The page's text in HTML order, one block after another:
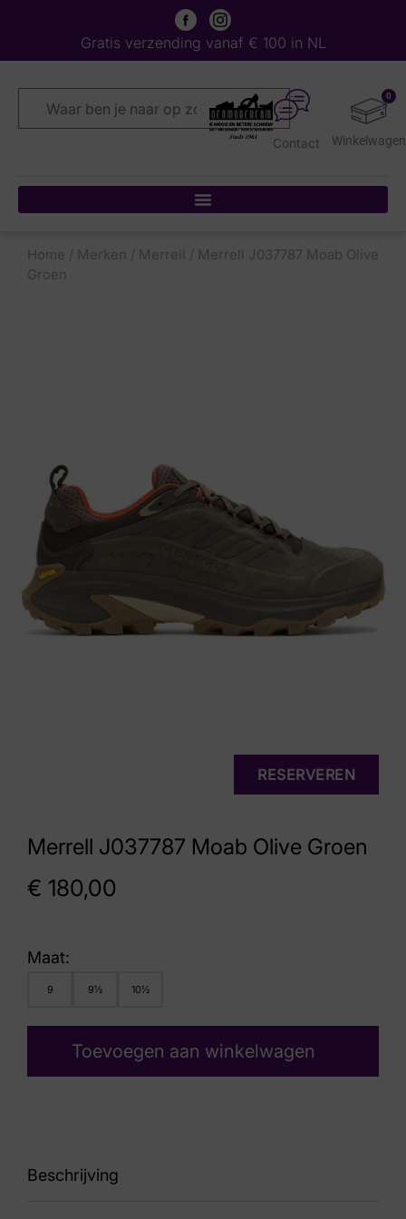
Gratis verzending vanaf € 100 in NL
0
Contact
Home / Merken / Merrell
/ Merrell J037787 Moab Olive
Groen
Merrell J037787 Moab Olive Groen
€ 180,00
RESERVEREN
Maat:
9 9½ 10½
Toevoegen aan winkelwagen
Beschrijving